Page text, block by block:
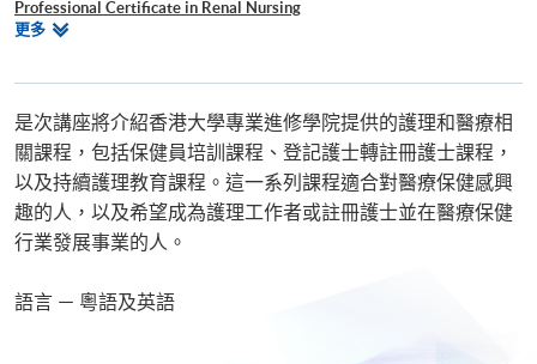
Professional Certificate in Renal Nursing
Advanced Diploma in Health Studies (Integrated Health and Social Care)
更多相
是次講座將介紹香港大學專業進修學院提供的護理和醫療相
關課程，包括保健員培訓課程、登記護士轉註冊護士課程，
以及持續護理教育課程。這一系列課程適合對醫療保健感興
趣的人，以及希望成為護理工作者或註冊護士並在醫療保健
行業發展事業的人。
語言 － 粵語及英語